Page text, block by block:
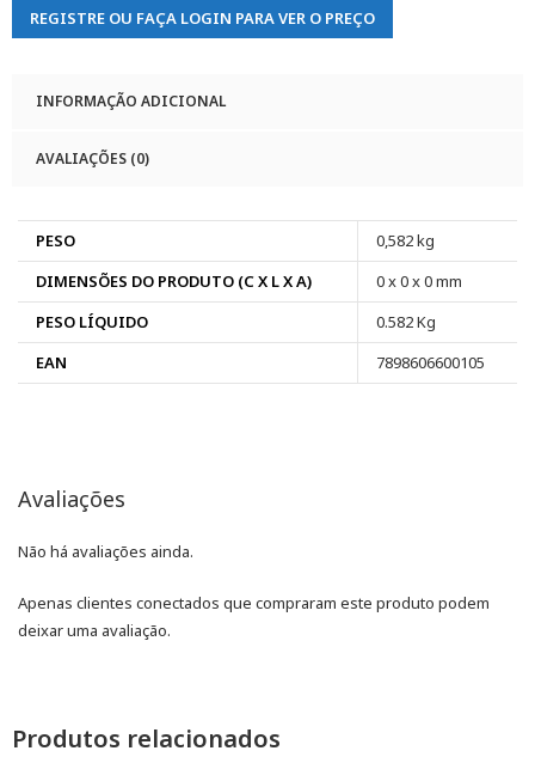
REGISTRE OU FAÇA LOGIN PARA VER O PREÇO
INFORMAÇÃO ADICIONAL
AVALIAÇÕES (0)
PESO
0,582 kg
DIMENSÕES DO PRODUTO (C X L X A)
0 x 0 x 0 mm
PESO LÍQUIDO
0.582 Kg
EAN
7898606600105
Avaliações
Não há avaliações ainda.
Apenas clientes conectados que compraram este produto podem
deixar uma avaliação.
Produtos relacionados